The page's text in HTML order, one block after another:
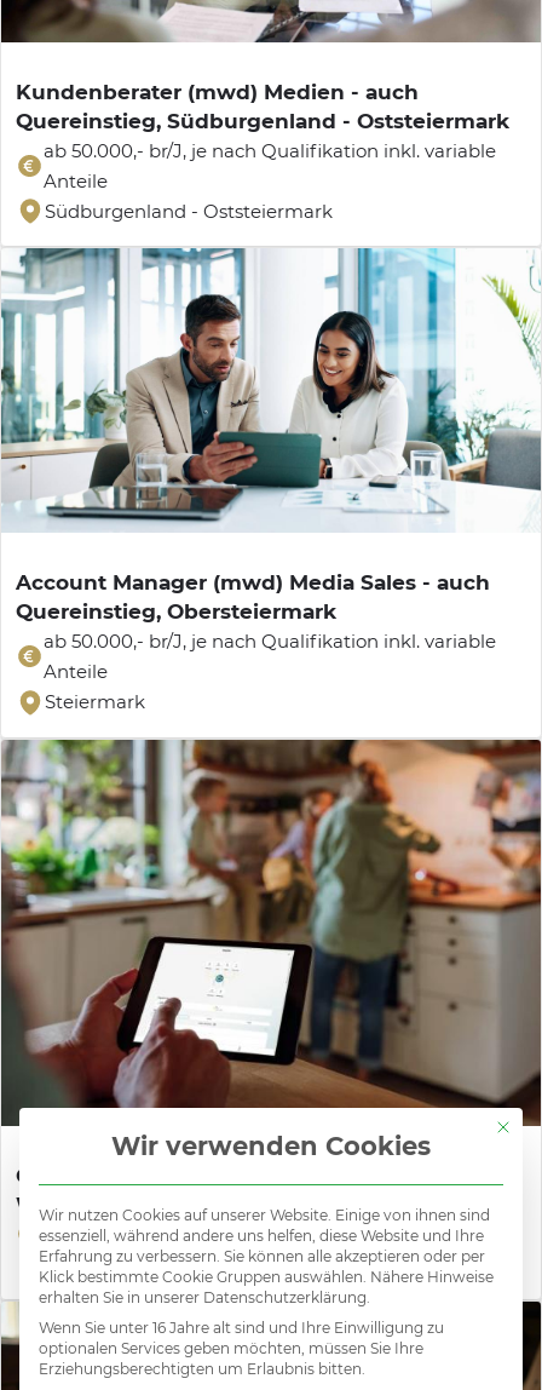
Kundenberater (mwd) Medien - auch
Quereinstieg, Südburgenland - Oststeiermark
ab 50.000,- br/J, je nach Qualifikation inkl. variable
Anteile
Südburgenland - Oststeiermark
Account Manager (mwd) Media Sales - auch
Quereinstieg, Obersteiermark
ab 50.000,- br/J, je nach Qualifikation inkl. variable
Anteile
Steiermark
Gebietsleiter (mwd), Premium-
Wärmepumpen, Tirol/Vorarlberg
ca. € 70.000,- br./Jahr PLUS
Westösterreich
Mit
Wir verwenden Cookies
Wir nutzen Cookies auf unserer Website. Einige von ihnen sind
essenziell, während andere uns helfen, diese Website und Ihre
Erfahrung zu verbessern. Sie können alle akzeptieren oder per
Klick bestimmte Cookie Gruppen auswählen. Nähere Hinweise
erhalten Sie in unserer Datenschutzerklärung.
Wenn Sie unter 16 Jahre alt sind und Ihre Einwilligung zu
optionalen Services geben möchten, müssen Sie Ihre
Erziehungsberechtigten um Erlaubnis bitten.